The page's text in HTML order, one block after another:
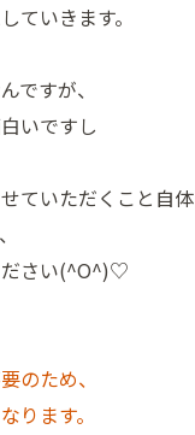
ていきます。
ですが、
いですし
ていただくこと自体
ださい(^O^)♡
のため、
ります。